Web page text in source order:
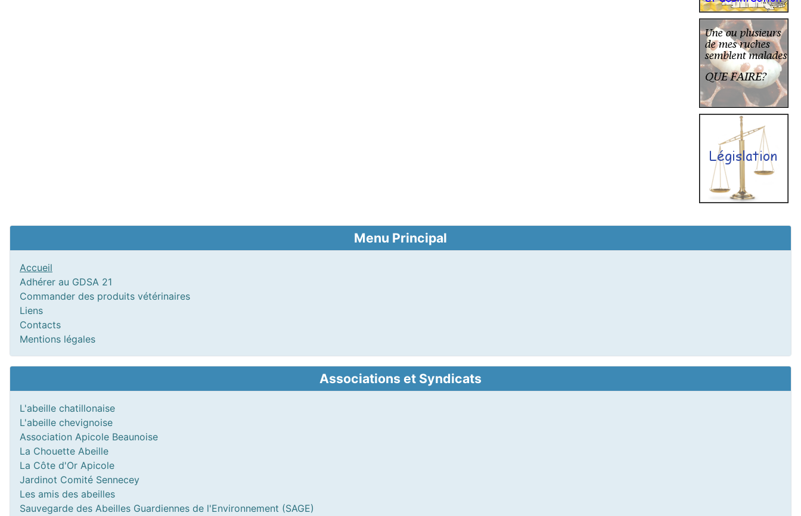
Menu Principal
Accueil
Adhérer au GDSA 21
Commander des produits vétérinaires
Liens
Contacts
Mentions légales
Associations et Syndicats
L'abeille chatillonaise
L'abeille chevignoise
Association Apicole Beaunoise
La Chouette Abeille
La Côte d'Or Apicole
Jardinot Comité Sennecey
Les amis des abeilles
Sauvegarde des Abeilles Guardiennes de l'Environnement (SAGE)